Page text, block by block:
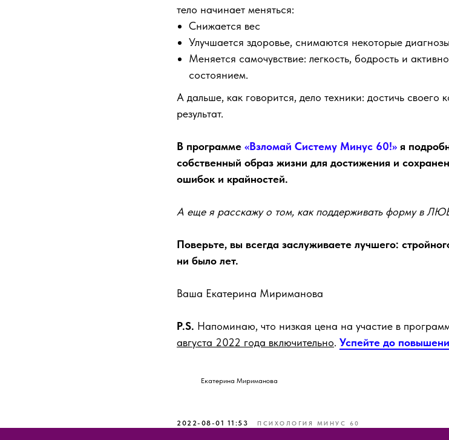
тело начинает меняться:
Снижается вес
Улучшается здоровье, снимаются некоторые
Меняется самочувствие: легкость, бодрость и
состоянием.
А дальше, как говорится, дело техники: достичь своего
результат.
В программе «Взломай Систему Минус 60!» я
собственный образ жизни для достижения и
ошибок и крайностей.
А еще я расскажу о том, как поддерживать форму в
Поверьте, вы всегда заслуживаете лучшего:
ни было лет.
Ваша Екатерина Мириманова
P.S. Напоминаю, что низкая цена на участие в
августа 2022 года включительно. Успейте до
Екатерина Мириманова
2022-08-01 11:53 ПСИХОЛОГИЯ МИНУС 60